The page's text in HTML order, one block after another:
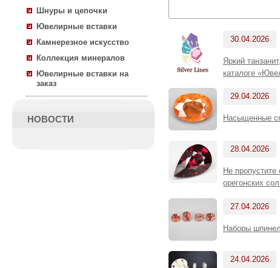
Шнуры и цепочки
Ювелирные вставки
Камнерезное искусство
Коллекция минералов
Ювелирные вставки на
заказ
НОВОСТИ
30.04.2026
Яркий
каталоге
29.04.2026
Насыщенные
28.04.2026
Не
орегонских
27.04.2026
Наборы
24.04.2026